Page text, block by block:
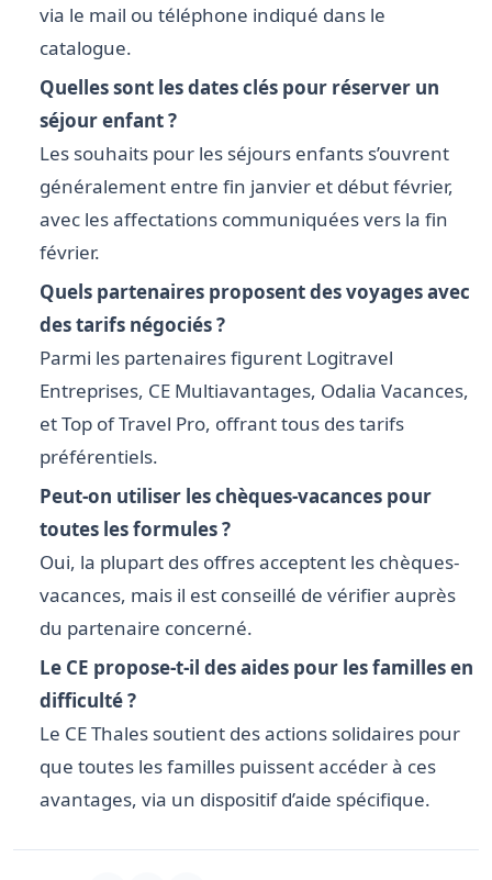
via le mail ou téléphone indiqué dans le
catalogue.
Quelles sont les dates clés pour réserver un
séjour enfant ?
Les souhaits pour les séjours enfants s’ouvrent
généralement entre fin janvier et début février,
avec les affectations communiquées vers la fin
février.
Quels partenaires proposent des voyages avec
des tarifs négociés ?
Parmi les partenaires figurent Logitravel
Entreprises, CE Multiavantages, Odalia Vacances,
et Top of Travel Pro, offrant tous des tarifs
préférentiels.
Peut-on utiliser les chèques-vacances pour
toutes les formules ?
Oui, la plupart des offres acceptent les chèques-
vacances, mais il est conseillé de vérifier auprès
du partenaire concerné.
Le CE propose-t-il des aides pour les familles en
difficulté ?
Le CE Thales soutient des actions solidaires pour
que toutes les familles puissent accéder à ces
avantages, via un dispositif d’aide spécifique.